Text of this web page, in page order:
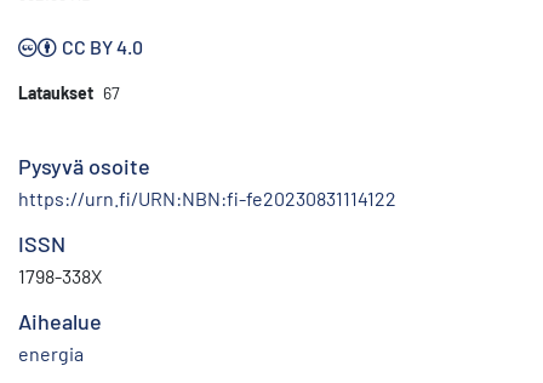
CC BY 4.0
Lataukset 67
Pysyvä osoite
https://urn.fi/URN:NBN:fi-fe20230831114122
ISSN
1798-338X
Aihealue
energia